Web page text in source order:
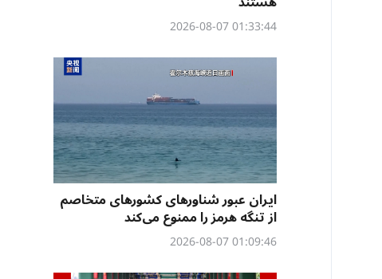
01:33:44 2026-08-07
ایران عبور شناورهای کشورهای متخاصم
از تنگه هرمز را ممنوع می‌کند
01:09:46 2026-08-07